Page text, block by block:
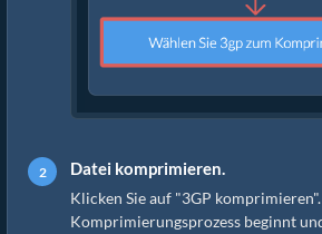
Datei komprimieren.
Klicken Sie auf "3GP
Komprimierungsprozess beginnt